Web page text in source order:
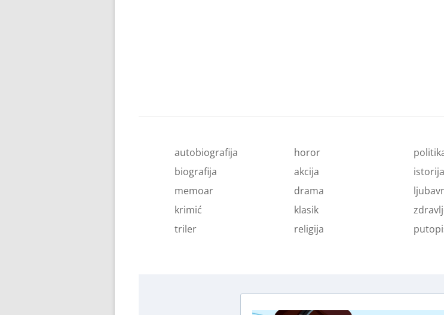
autobiografija
biografija
memoar
krimić
triler
horor
akcija
drama
klasik
religija
istorija